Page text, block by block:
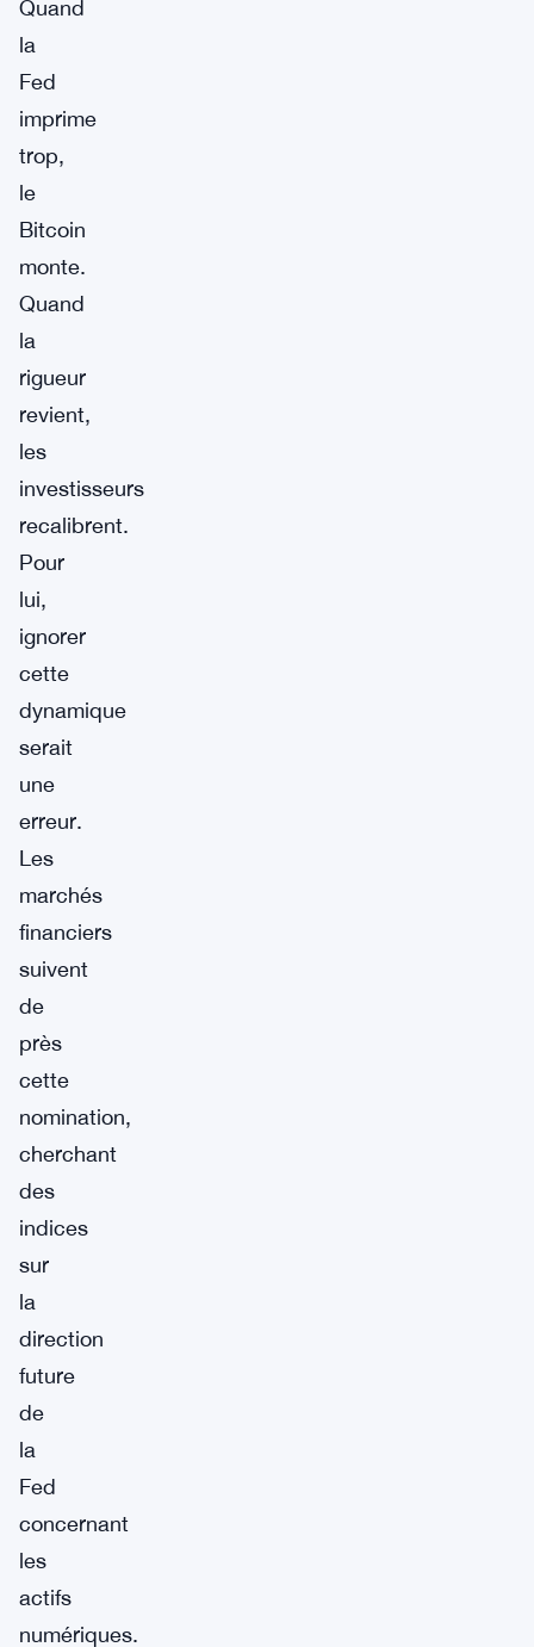
Quand
la
Fed
imprime
trop,
le
Bitcoin
monte.
Quand
la
rigueur
revient,
les
investisseurs
recalibrent.
Pour
lui,
ignorer
cette
dynamique
serait
une
erreur.
Les
marchés
financiers
suivent
de
près
cette
nomination,
cherchant
des
indices
sur
la
direction
future
de
la
Fed
concernant
les
actifs
numériques.